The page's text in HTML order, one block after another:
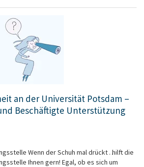
an der Universität Potsdam –
Beschäftigte Unterstützung
Wenn der Schuh mal drückt … hilft die
Ihnen gern! Egal, ob es sich um